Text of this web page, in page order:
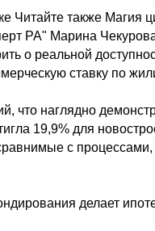
Читайте также Магия
РА" Марина
о реальной
ставку по
что наглядно
19,9% для
с
делает